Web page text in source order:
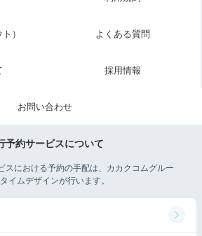
） よくある質問
採用情報
お問い合わせ
予約サービスについて
スにおける予約の手配は、カカクコムグルー
イムデザインが行います。